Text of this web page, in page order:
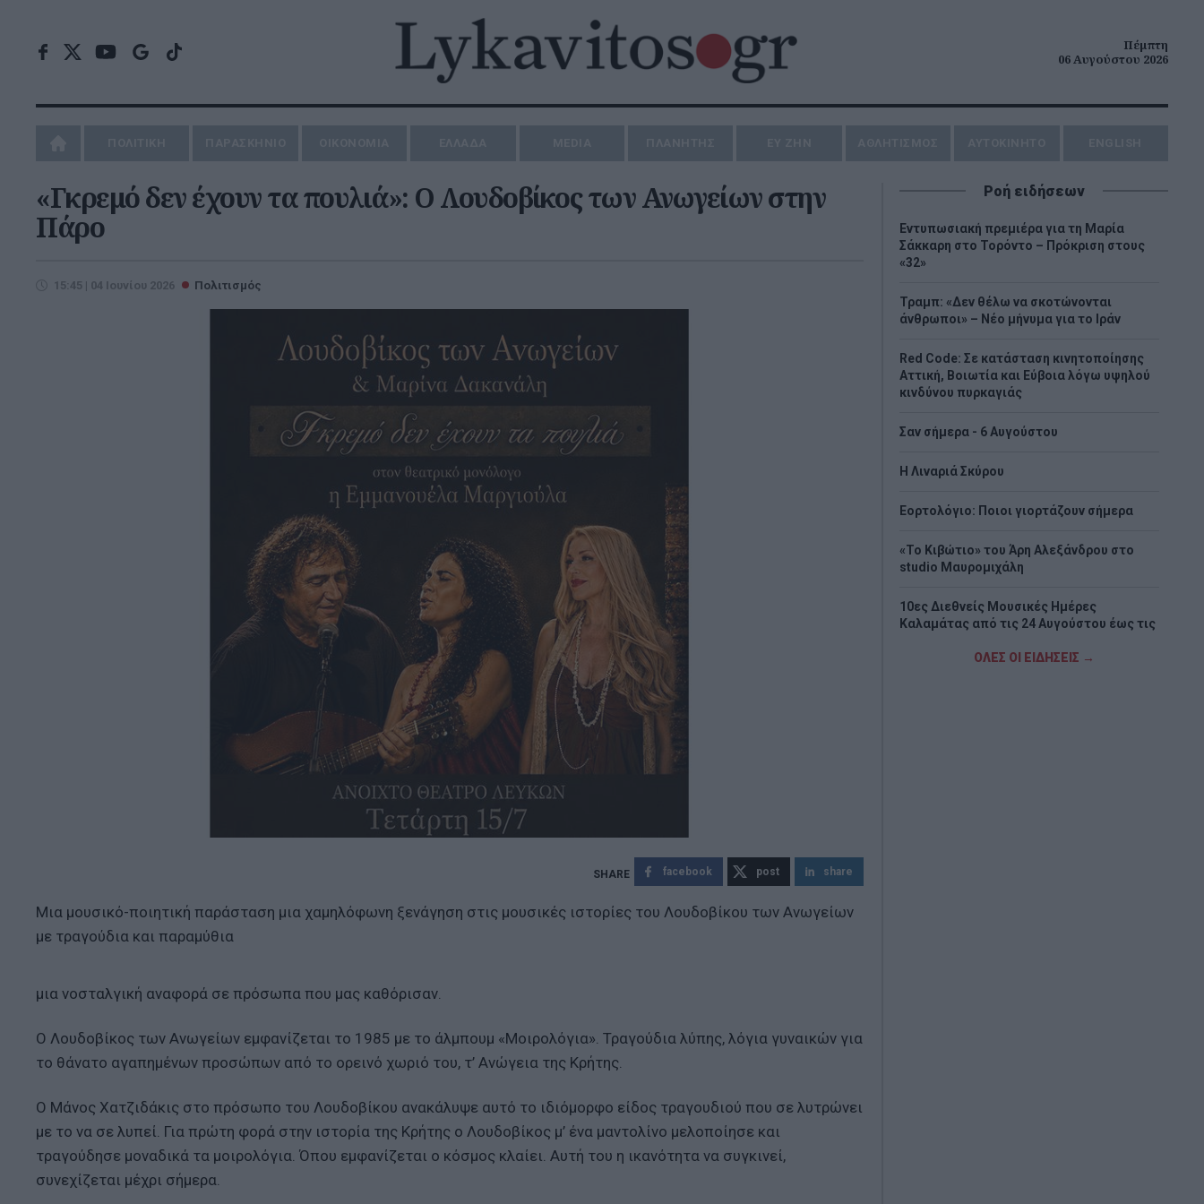
Πέμπτη
06 Αυγούστου 2026
«Γκρεμό δεν έχουν τα πουλιά»: Ο Λουδοβίκος των Ανωγείων στην
Πάρο
15:45 | 04 Ιουνίου 2026 Πολιτισμός
facebook post share
Μια μουσικό-ποιητική παράσταση μια χαμηλόφωνη ξενάγηση στις μουσικές ιστορίες του Λουδοβίκου των Ανωγείων
με τραγούδια και παραμύθια
μια νοσταλγική αναφορά σε πρόσωπα που μας καθόρισαν.
Ο Λουδοβίκος των Ανωγείων εμφανίζεται το 1985 με το άλμπουμ «Μοιρολόγια». Τραγούδια λύπης, λόγια γυναικών για
το θάνατο αγαπημένων προσώπων από το ορεινό χωριό του, τ’ Ανώγεια της Κρήτης.
Ο Μάνος Χατζιδάκις στο πρόσωπο του Λουδοβίκου ανακάλυψε αυτό το ιδιόμορφο είδος τραγουδιού που σε λυτρώνει
με το να σε λυπεί. Για πρώτη φορά στην ιστορία της Κρήτης ο Λουδοβίκος μ’ ένα μαντολίνο μελοποίησε και
τραγούδησε μοναδικά τα μοιρολόγια. Όπου εμφανίζεται ο κόσμος κλαίει. Αυτή του η ικανότητα να συγκινεί,
συνεχίζεται μέχρι σήμερα.
Ροή ειδήσεων
Εντυπωσιακή πρεμιέρα για τη Μαρία
Σάκκαρη στο Τορόντο – Πρόκριση στους
«32»
Τραμπ: «Δεν θέλω να σκοτώνονται
άνθρωποι» – Νέο μήνυμα για το Ιράν
Red Code: Σε κατάσταση κινητοποίησης
Αττική, Βοιωτία και Εύβοια λόγω υψηλού
κινδύνου πυρκαγιάς
Σαν σήμερα - 6 Αυγούστου
H Λιναριά Σκύρου
Εορτολόγιο: Ποιοι γιορτάζουν σήμερα
«Το Κιβώτιο» του Άρη Αλεξάνδρου στο
studio Μαυρομιχάλη
10ες Διεθνείς Μουσικές Ημέρες
Καλαμάτας από τις 24 Αυγούστου έως τις
ΟΛΕΣ ΟΙ ΕΙΔΗΣΕΙΣ →